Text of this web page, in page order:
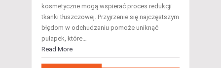
kosmetyczne mogą wspierać proces redukcji
tkanki tłuszczowej. Przyjrzenie się najczęstszym
błędom w odchudzaniu pomoże uniknąć
pułapek, które…
Read More